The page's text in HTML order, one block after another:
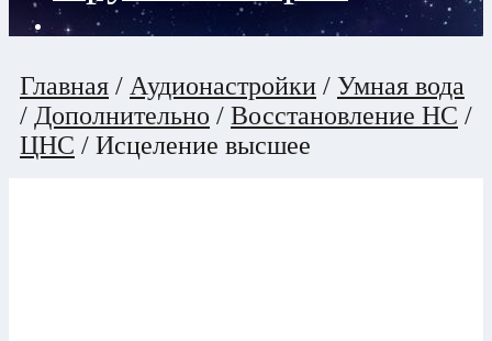
Главная / Аудионастройки / Умная вода
/ Дополнительно / Восстановление НС /
ЦНС / Исцеление высшее